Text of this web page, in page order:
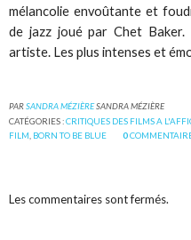
mélancolie envoûtante et
de jazz joué par Chet Baker.
artiste. Les plus intenses et
PARSANDRA MÉZIÈRESANDRA MÉZIÈRE
CATÉGORIES :CRITIQUES DES FILMS A
FILM BORN TO BE BLUE 0
Les commentaires sont fermés.